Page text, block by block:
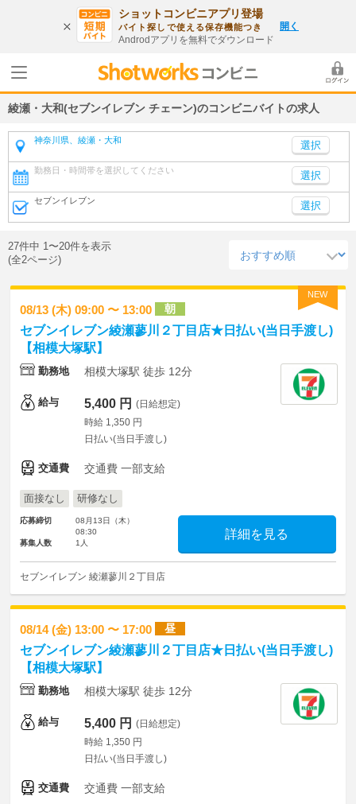
ショットコンビニアプリ登場
バイト探しで使える保存機能つき
Androdアプリを無料でダウンロード
開く
綾瀬・大和(セブンイレブン チェーン)のコンビニバイトの求人
神奈川県、綾瀬・大和
勤務日・時間帯を選択してください 選択
セブンイレブン 選択
27件中 1〜20件を表示
(全2ページ)
NEW
08/13 (木) 09:00 〜 13:00 朝
セブンイレブン綾瀬蓼川２丁目店★日払い(当日手渡し)
【相模大塚駅】
勤務地 相模大塚駅 徒歩 12分
給与 5,400 円 (日給想定)
時給 1,350 円
日払い(当日手渡し)
交通費 交通費 一部支給
面接なし 研修なし
応募締切
08月13日（木）
08:30
募集人数
1人
詳細を見る
セブンイレブン 綾瀬蓼川２丁目店
08/14 (金) 13:00 〜 17:00 昼
セブンイレブン綾瀬蓼川２丁目店★日払い(当日手渡し)
【相模大塚駅】
勤務地 相模大塚駅 徒歩 12分
給与 5,400 円 (日給想定)
時給 1,350 円
日払い(当日手渡し)
交通費 交通費 一部支給